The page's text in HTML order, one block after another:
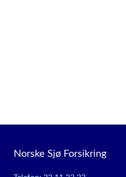
Norske Sjø Forsikring